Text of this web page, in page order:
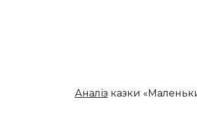
Аналіз казки